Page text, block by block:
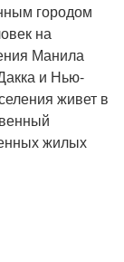
городом
на
Манила
и Нью-
живет в
жилых